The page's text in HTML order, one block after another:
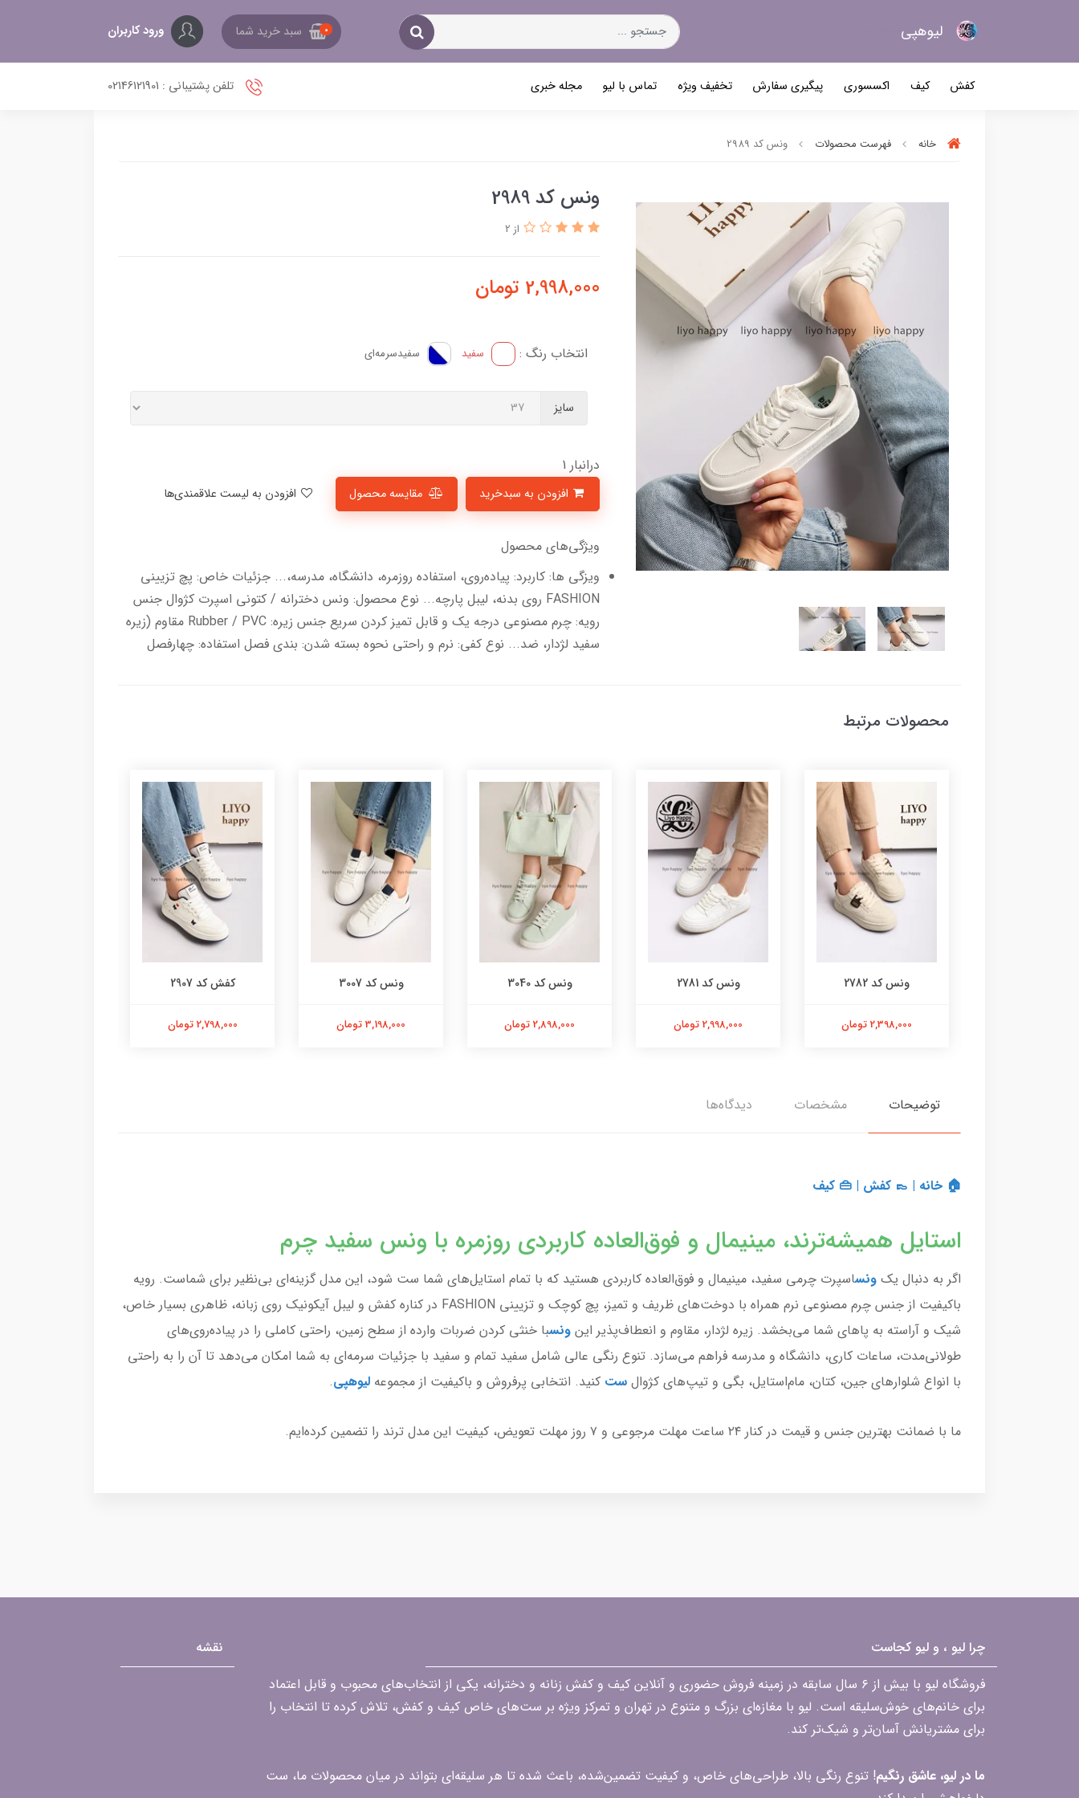
لیو‌هپی 0 سبد خرید شما ورود کاربران
کفش کیف اکسسوری پیگیری سفارش تخفیف ویژه تماس با لیو مجله خبری تلفن پشتیبانی : 02146121901
خانه فهرست محصولات ونس کد 2989
ونس کد 2989
از 2
2,998,000 تومان
انتخاب رنگ : سفید سفید‌سرمه‌ای
سایز
درانبار 1
مقایسه محصول
ویژگی‌های محصول
ویزگی ها: کاربرد: پیاده‌روی، استفاده روزمره، دانشگاه، مدرسه،... جزئیات خاص: پچ تزیینی
FASHION روی بدنه، لیبل پارچه... نوع محصول: ونس دخترانه / کتونی اسپرت کژوال جنس
رویه: چرم مصنوعی درجه یک و قابل تمیز کردن سریع جنس زیره: Rubber / PVC مقاوم (زیره
سفید لژدار، ضد... نوع کفی: نرم و راحتی نحوه بسته شدن: بندی فصل استفاده: چهارفصل
محصولات مرتبط
ونس کد 2782
2,398,000 تومان
ونس کد 2781
2,998,000 تومان
ونس کد 3040
2,898,000 تومان
ونس کد 3007
3,198,000 تومان
کفش کد 2907
2,798,000 تومان
توضیحات مشخصات دیدگاه‌ها
🏠 خانه | 👞 کفش | 👜 کیف
استایل همیشه‌ترند، مینیمال و فوق‌العاده کاربردی روزمره با ونس سفید چرم
اگر به دنبال یک ونساسپرت چرمی سفید، مینیمال و فوق‌العاده کاربردی هستید که با تمام استایل‌های شما ست شود، این مدل گزینه‌ای بی‌نظیر برای شماست. رویه
باکیفیت از جنس چرم مصنوعی نرم همراه با دوخت‌های ظریف و تمیز، پچ کوچک و تزیینی FASHION در کناره کفش و لیبل آیکونیک روی زبانه، ظاهری بسیار خاص،
شیک و آراسته به پاهای شما می‌بخشد. زیره لژدار، مقاوم و انعطاف‌پذیر این ونسبا خنثی کردن ضربات وارده از سطح زمین، راحتی کاملی را در پیاده‌روی‌های
طولانی‌مدت، ساعات کاری، دانشگاه و مدرسه فراهم می‌سازد. تنوع رنگی عالی شامل سفید تمام و سفید با جزئیات سرمه‌ای به شما امکان می‌دهد تا آن را به راحتی
با انواع شلوارهای جین، کتان، مام‌استایل، بگی و تیپ‌های کژوال ست کنید. انتخابی پرفروش و باکیفیت از مجموعه لیوهپی.
ما با ضمانت بهترین جنس و قیمت در کنار ۲۴ ساعت مهلت مرجوعی و ۷ روز مهلت تعویض، کیفیت این مدل ترند را تضمین کرده‌ایم.
چرا لیو ، و لیو کجاست
فروشگاه لیو با بیش از ۶ سال سابقه در زمینه فروش حضوری و آنلاین کیف و کفش زنانه و دخترانه، یکی از انتخاب‌های محبوب و قابل اعتماد
برای خانم‌های خوش‌سلیقه است. لیو با مغازه‌ای بزرگ و متنوع در تهران و تمرکز ویژه بر ست‌های خاص کیف و کفش، تلاش کرده تا انتخاب را
برای مشتریانش آسان‌تر و شیک‌تر کند.
ما در لیو، عاشق رنگیم! تنوع رنگی بالا، طراحی‌های خاص، و کیفیت تضمین‌شده، باعث شده تا هر سلیقه‌ای بتواند در میان محصولات ما، ست
نقشه